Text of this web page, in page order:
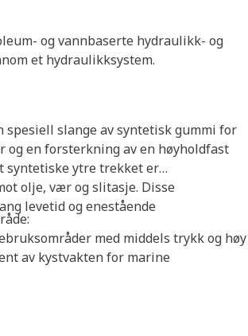
og vannbaserte hydraulikk- og
et hydraulikksystem.
spesiell slange av syntetisk gummi for
og en forsterkning av en høyholdfast
syntetiske ytre trekket er
olje, vær og slitasje. Disse
levetid og enestående
med middels trykk og høy
av kystvakten for marine